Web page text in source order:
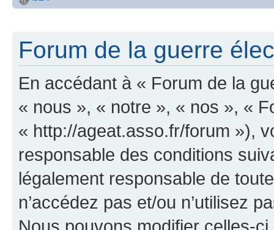
Forum de la guerre
En accédant à « Forum de la
« nous », « notre », « nos », «
« http://ageat.asso.fr/forum »),
responsable des conditions
légalement responsable de
n’accédez pas et/ou n’utilisez